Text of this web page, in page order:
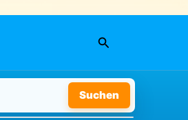
Suchen
Suchen